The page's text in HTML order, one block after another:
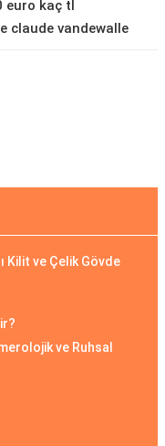
euro kaç tl
claude vandewalle
Kilit ve Çelik Gövde
ve Ruhsal